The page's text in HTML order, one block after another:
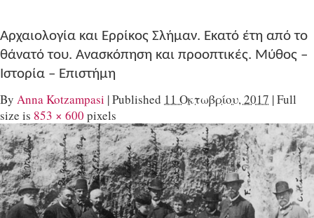
Αρχαιολογία και Ερρίκος Σλήμαν. Εκατό έτη από το
θάνατό του. Aνασκόπηση και προοπτικές. Μύθος –
Ιστορία – Επιστήμη
By Anna Kotzampasi |Published 11 Οκτωβρίου, 2017 |Full
size is 853 × 600 pixels